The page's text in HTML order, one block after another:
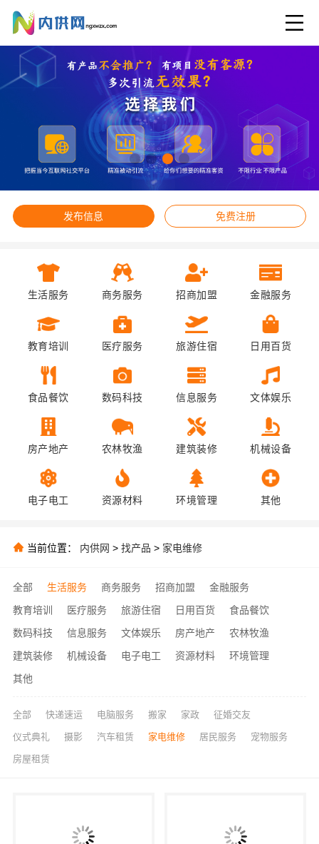
发布信息 免费注册
生活服务 商务服务 招商加盟 金融服务
教育培训 医疗服务 旅游住宿 日用百货
食品餐饮 数码科技 信息服务 文体娱乐
房产地产 农林牧渔 建筑装修 机械设备
电子电工 资源材料 环境管理 其他
当前位置： 内供网 > 找产品 > 家电维修
全部 生活服务 商务服务 招商加盟
金融服务
教育培训
医疗服务 旅游住宿 日用百货
食品餐饮
数码科技
信息服务 文体娱乐 房产地产
农林牧渔
建筑装修
机械设备 电子电工 资源材料
环境管理
其他
全部 快递速运 电脑服务 搬家 家政 征婚交友
仪式典礼 摄影 汽车租赁 家电维修 居民服务 宠物服务
房屋租赁